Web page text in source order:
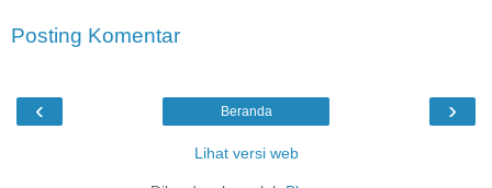
Posting Komentar
‹ ›
Beranda
Lihat versi web